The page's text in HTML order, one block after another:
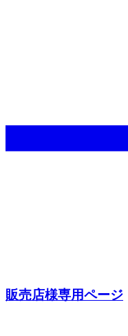
販売店様専用ページ